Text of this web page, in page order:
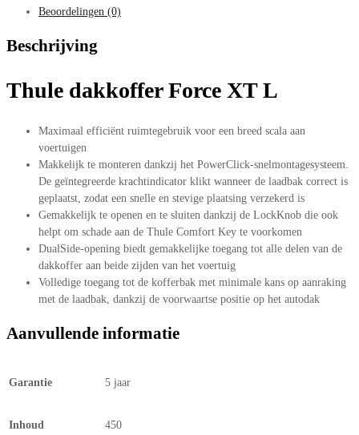
Beoordelingen (0)
Beschrijving
Thule dakkoffer Force XT L
Maximaal efficiënt ruimtegebruik voor een breed scala aan
voertuigen
Makkelijk te monteren dankzij het PowerClick-snelmontagesysteem.
De geïntegreerde krachtindicator klikt wanneer de laadbak correct is
geplaatst, zodat een snelle en stevige plaatsing verzekerd is
Gemakkelijk te openen en te sluiten dankzij de LockKnob die ook
helpt om schade aan de Thule Comfort Key te voorkomen
DualSide-opening biedt gemakkelijke toegang tot alle delen van de
dakkoffer aan beide zijden van het voertuig
Volledige toegang tot de kofferbak met minimale kans op aanraking
met de laadbak, dankzij de voorwaartse positie op het autodak
Aanvullende informatie
Garantie 5 jaar
Inhoud 450